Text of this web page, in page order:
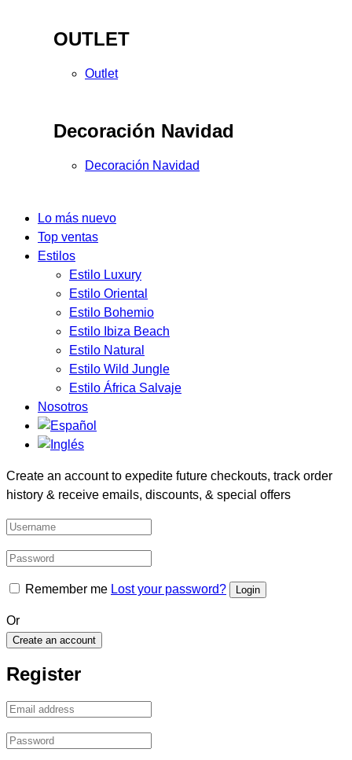
OUTLET
Outlet
Decoración Navidad
Decoración Navidad
Lo más nuevo
Top ventas
Estilos
Estilo Luxury
Estilo Oriental
Estilo Bohemio
Estilo Ibiza Beach
Estilo Natural
Estilo Wild Jungle
Estilo África Salvaje
Nosotros
Create an account to expedite future checkouts, track order
history & receive emails, discounts, & special offers
Remember me Lost your password?
Or
Create an account
Register